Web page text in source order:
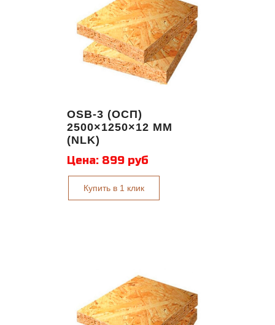
OSB-3 (ОСП)
2500×1250×12 ММ
(NLK)
Цена: 899 руб
Купить в 1 клик